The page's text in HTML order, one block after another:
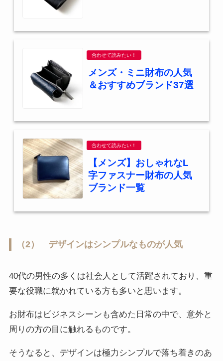
合わせて読みたい！
メンズ・ミニ財布の人気
＆おすすめブランド37選
合わせて読みたい！
【メンズ】おしゃれなL
字ファスナー財布の人気
ブランド一覧
（2） デザインはシンプルなものが人気
40代の男性の多くは社会人として活躍されており、重
要な役職に就かれている方も多いと思います。
お財布はビジネスシーンも含めた日常の中で、意外と
周りの方の目に触れるものです。
そうなると、デザインは極力シンプルで落ち着きのあ